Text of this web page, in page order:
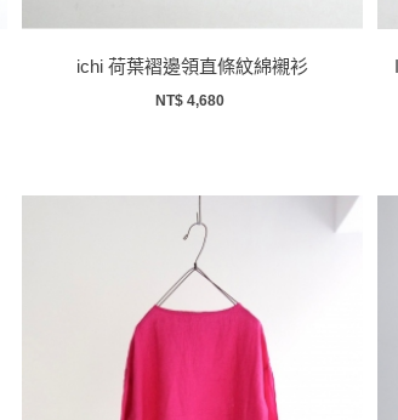
ichi 荷葉褶邊領直條紋綿襯衫
NT$ 4,680